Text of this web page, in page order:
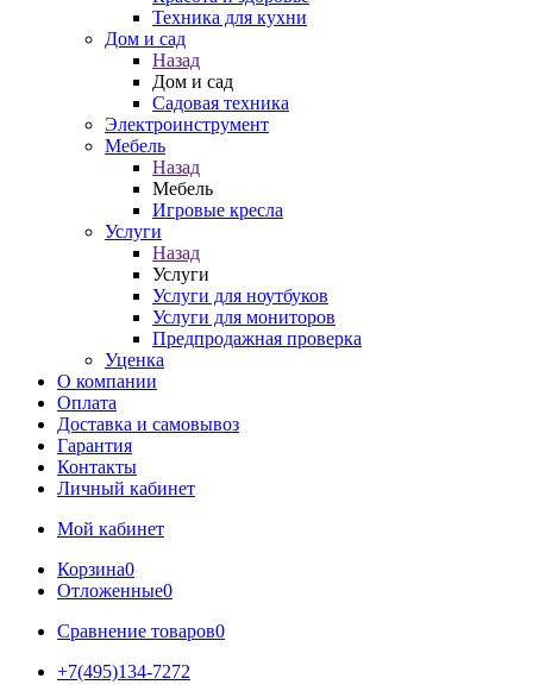
Техника для кухни
Дом и сад
Назад
Дом и сад
Садовая техника
Электроинструмент
Мебель
Назад
Мебель
Игровые кресла
Услуги
Назад
Услуги
Услуги для ноутбуков
Услуги для мониторов
Предпродажная проверка
Уценка
О компании
Оплата
Доставка и самовывоз
Гарантия
Контакты
Личный кабинет
Мой кабинет
Корзина0
Отложенные0
Сравнение товаров0
+7(495)134-7272